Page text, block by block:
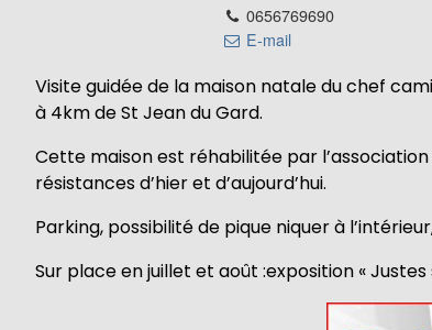
0656769690
E-mail
Visite guidée de la maison natale du chef
à 4km de St Jean du Gard.
Cette maison est réhabilitée par
résistances d’hier et d’aujourd’hui.
Parking, possibilité de pique niquer à
Sur place en juillet et août :exposition «